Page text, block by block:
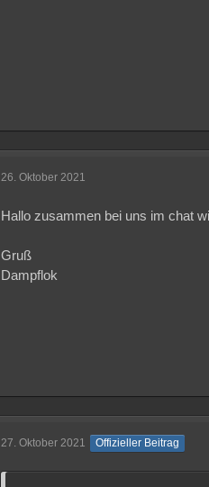
26. Oktober 2021
Hallo zusammen bei uns im chat
Gruß
Dampflok
27. Oktober 2021 Offizieller Beitrag